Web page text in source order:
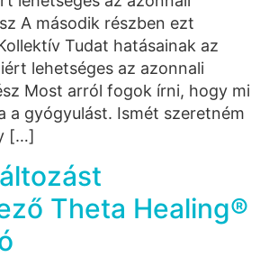
A második részben ezt
Tudat hatásainak az
lehetséges az azonnali
Most arról fogok írni, hogy mi
a gyógyulást. Ismét szeretném
[…]
Theta Healing®